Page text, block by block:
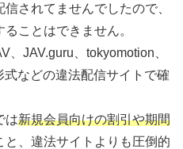
されてませんでしたので、
ことはできません。
、JAV.guru、tokyomotion、
などの違法配信サイトで確
は新規会員向けの割引や期間
と、違法サイトよりも圧倒的